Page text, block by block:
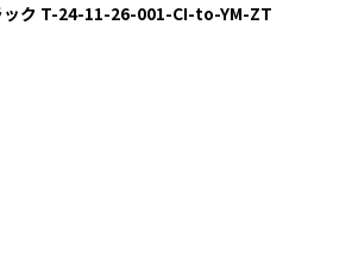
ック T-24-11-26-001-CI-to-YM-ZT